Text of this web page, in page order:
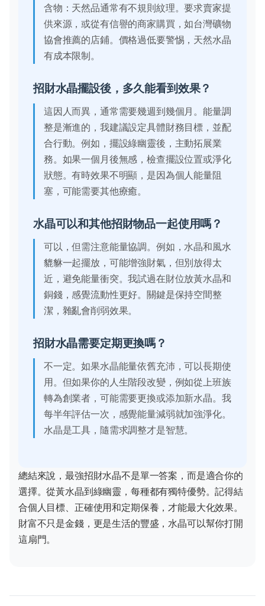
含物：天然品通常有不規則紋理。要求賣家提
供來源，或從有信譽的商家購買，如台灣礦物
協會推薦的店鋪。價格過低要警惕，天然水晶
有成本限制。
招財水晶擺設後，多久能看到效果？
這因人而異，通常需要幾週到幾個月。能量調
整是漸進的，我建議設定具體財務目標，並配
合行動。例如，擺設綠幽靈後，主動拓展業
務。如果一個月後無感，檢查擺設位置或淨化
狀態。有時效果不明顯，是因為個人能量阻
塞，可能需要其他療癒。
水晶可以和其他招財物品一起使用嗎？
可以，但需注意能量協調。例如，水晶和風水
貔貅一起擺放，可能增強財氣，但別放得太
近，避免能量衝突。我試過在財位放黃水晶和
銅錢，感覺流動性更好。關鍵是保持空間整
潔，雜亂會削弱效果。
招財水晶需要定期更換嗎？
不一定。如果水晶能量依舊充沛，可以長期使
用。但如果你的人生階段改變，例如從上班族
轉為創業者，可能需要更換或添加新水晶。我
每半年評估一次，感覺能量減弱就加強淨化。
水晶是工具，隨需求調整才是智慧。
總結來說，最強招財水晶不是單一答案，而是適合你的
選擇。從黃水晶到綠幽靈，每種都有獨特優勢。記得結
合個人目標、正確使用和定期保養，才能最大化效果。
財富不只是金錢，更是生活的豐盛，水晶可以幫你打開
這扇門。